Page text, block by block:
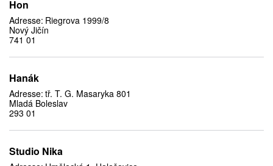
Hon
Adresse: Riegrova 1999/8
Nový Jičín
741 01
Hanák
Adresse: tř. T. G. Masaryka 801
Mladá Boleslav
293 01
Studio Nika